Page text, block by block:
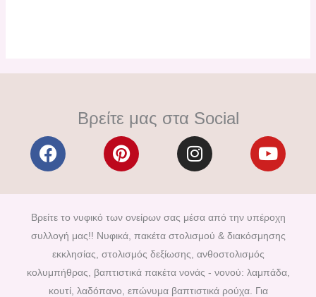
Βρείτε μας στα Social
F
a
e
b
o
o
k
P
i
t
e
r
e
s
t
I
n
t
a
g
r
a
m
Y
o
t
u
b
Βρείτε το νυφικό των ονείρων σας μέσα από την υπέροχη
συλλογή μας!! Νυφικά, πακέτα στολισμού & διακόσμησης
εκκλησίας, στολισμός δεξίωσης, ανθοστολισμός
κολυμπήθρας, βαπτιστικά πακέτα νονάς - νονού: λαμπάδα,
κουτί, λαδόπανο, επώνυμα βαπτιστικά ρούχα. Για